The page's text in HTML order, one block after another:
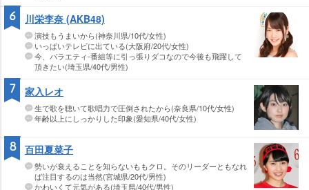
川栄李奈 (AKB48)
演技もうまいから(神奈川県/10代/女性)
いっぱいテレビに出ている(大阪府/20代/女性)
今、バラエティ-番組等に引っ張りダコなので今後も飛躍して
頂きたい(埼玉県/40代/男性)
6
家入レオ
生で歌を聴いて歌唱力で圧倒されたから(奈良県/10代/女性)
年齢以上にしっかりした印象(愛知県/40代/女性)
7
百田夏菜子
勢いが衰えることを知らないももクロ。そのリーダーともなれ
ば注目するのは当然(宮城県/20代/男性)
かわいくて元気がある(埼玉県/40代/男性)
8